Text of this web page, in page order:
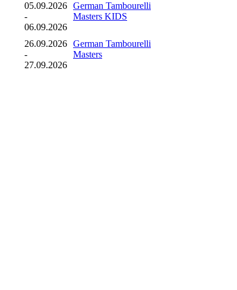
05.09.2026
-
06.09.2026
German Tambourelli
Masters KIDS
26.09.2026
-
27.09.2026
German Tambourelli
Masters